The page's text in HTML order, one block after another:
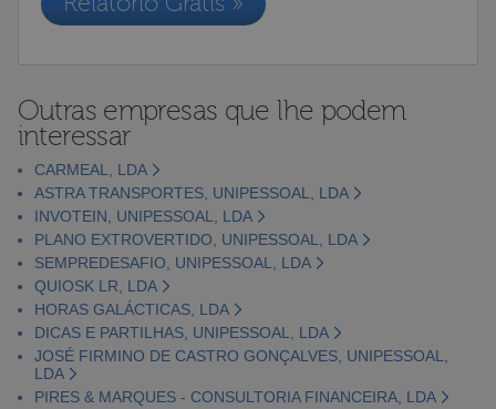
Outras empresas que lhe podem
interessar
CARMEAL, LDA
ASTRA TRANSPORTES, UNIPESSOAL, LDA
INVOTEIN, UNIPESSOAL, LDA
PLANO EXTROVERTIDO, UNIPESSOAL, LDA
SEMPREDESAFIO, UNIPESSOAL, LDA
QUIOSK LR, LDA
HORAS GALÁCTICAS, LDA
DICAS E PARTILHAS, UNIPESSOAL, LDA
JOSÉ FIRMINO DE CASTRO GONÇALVES, UNIPESSOAL,
LDA
PIRES & MARQUES - CONSULTORIA FINANCEIRA, LDA